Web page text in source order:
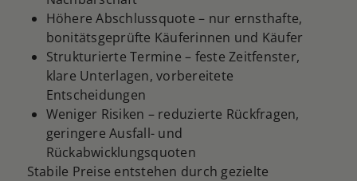
Höhere Abschlussquote – nur ernsthafte,
bonitätsgeprüfte Käuferinnen und Käufer
Strukturierte Termine – feste Zeitfenster,
klare Unterlagen, vorbereitete
Entscheidungen
Weniger Risiken – reduzierte Rückfragen,
geringere Ausfall- und
Rückabwicklungsquoten
Stabile Preise entstehen durch gezielte